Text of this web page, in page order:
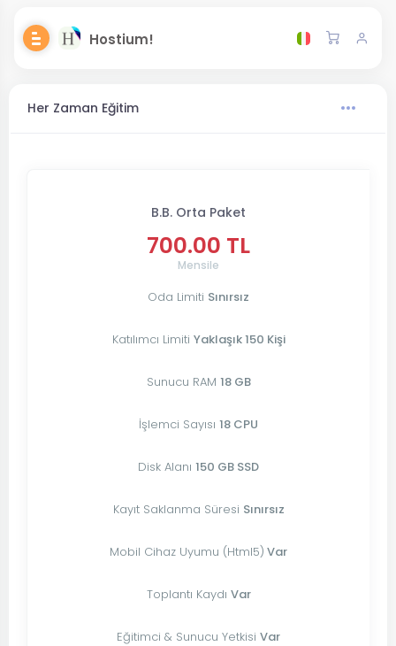
Hostium!
Her Zaman Eğitim
B.B. Orta Paket
700.00 TL
Mensile
Oda Limiti Sınırsız
Katılımcı Limiti Yaklaşık 150 Kişi
Sunucu RAM 18 GB
İşlemci Sayısı 18 CPU
Disk Alanı 150 GB SSD
Kayıt Saklanma Süresi Sınırsız
Mobil Cihaz Uyumu (Html5) Var
Toplantı Kaydı Var
Eğitimci & Sunucu Yetkisi Var